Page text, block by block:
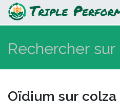
Oïdium sur colza
Oïdium sur colza